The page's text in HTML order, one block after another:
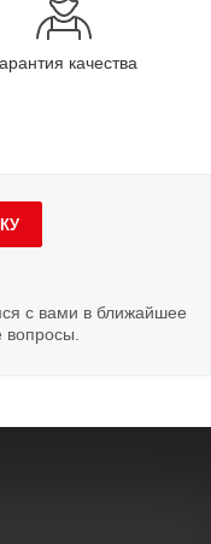
качества
с вами в ближайшее